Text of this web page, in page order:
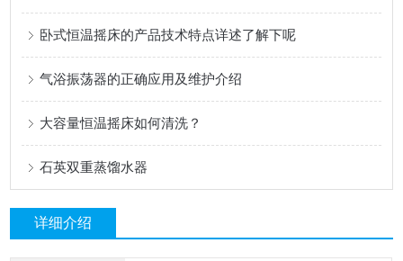
卧式恒温摇床的产品技术特点详述了解下呢
气浴振荡器的正确应用及维护介绍
大容量恒温摇床如何清洗？
石英双重蒸馏水器
详细介绍